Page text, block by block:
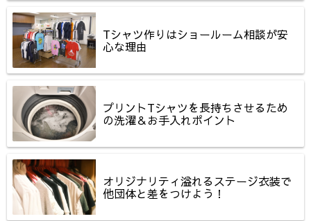
Tシャツ作りはショールーム相談が安
心な理由
プリントTシャツを長持ちさせるため
の洗濯＆お手入れポイント
オリジナリティ溢れるステージ衣装で
他団体と差をつけよう！